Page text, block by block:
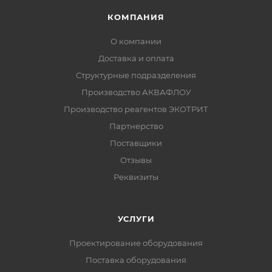
КОМПАНИЯ
О компании
Доставка и оплата
Структурные подразделения
Производство АКВАФЛОУ
Производство реагентов ЭКОТРИТ
Партнерство
Поставщики
Отзывы
Реквизиты
УСЛУГИ
Проектирование оборудования
Поставка оборудования